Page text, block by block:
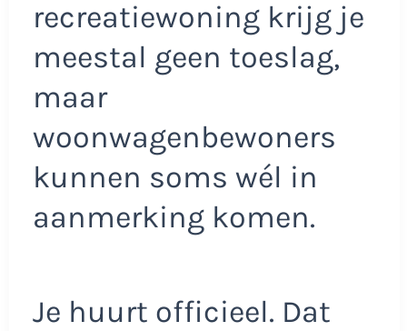
recreatiewoning krijg je
meestal geen toeslag,
maar
woonwagenbewoners
kunnen soms wél in
aanmerking komen.
Je huurt officieel. Dat